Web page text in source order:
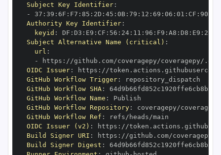
Subject Key Identifier:
-
37 : 39 : 6F : F7 : 85 : 2D : 45 : 0B: 79 : 12 : 69 : 06 : 01 : CF : 90
Authority Key Identifier:
keyid : DF : D3 : E9 : CF : 56 : 24: 11 : 96 : F9 : A8 : D8 : E9 : 28
Subject Alternative Name (critical) :
url :
-
https :
OIDC Issuer: https :
GitHub Workflow Trigger:
GitHub Workflow SHA:
GitHub Workflow Name :
GitHub Workflow Repository:
GitHub Workflow Ref :
OIDC Issuer (v2) : https :
Build Signer URI : https :
Build Signer Digest :